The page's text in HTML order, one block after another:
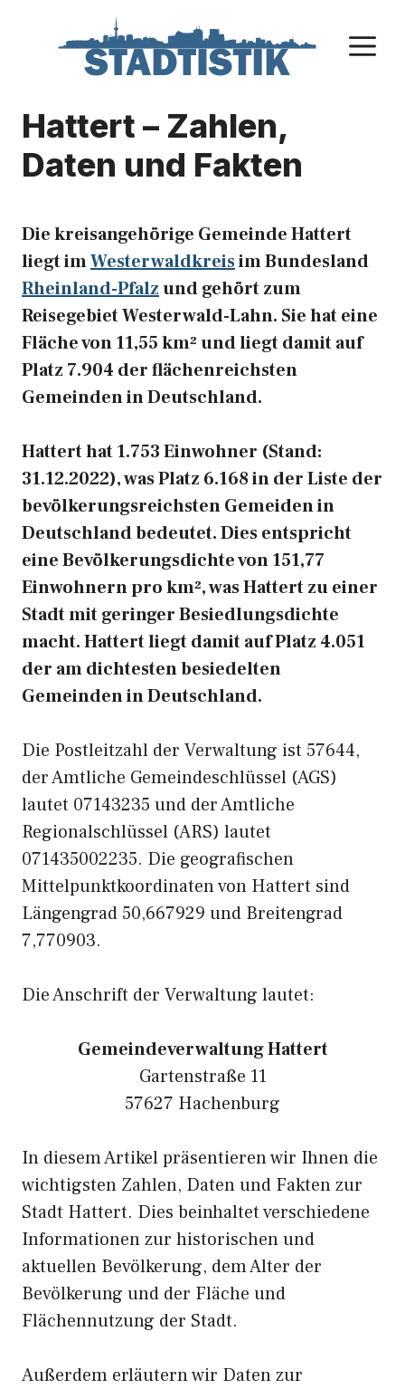
Hattert – Zahlen,
Daten und Fakten
Die kreisangehörige Gemeinde Hattert
liegt imWesterwaldkreisim Bundesland
Rheinland-Pfalzund gehört zum
Reisegebiet Westerwald-Lahn. Sie hat eine
Fläche von 11,55 km² und liegt damit auf
Platz 7.904 der flächenreichsten
Gemeinden in Deutschland.
Hattert hat 1.753 Einwohner (Stand:
31.12.2022), was Platz 6.168 in der Liste der
bevölkerungsreichsten Gemeiden in
Deutschland bedeutet. Dies entspricht
eine Bevölkerungsdichte von 151,77
Einwohnern pro km², was Hattert zu einer
Stadt mit geringer Besiedlungsdichte
macht. Hattert liegt damit auf Platz 4.051
der am dichtesten besiedelten
Gemeinden in Deutschland.
Die Postleitzahl der Verwaltung ist 57644,
der Amtliche Gemeindeschlüssel (AGS)
lautet 07143235 und der Amtliche
Regionalschlüssel (ARS) lautet
071435002235. Die geografischen
Mittelpunktkoordinaten von Hattert sind
Längengrad 50,667929 und Breitengrad
7,770903.
Die Anschrift der Verwaltung lautet:
Gemeindeverwaltung Hattert
Gartenstraße 11
57627 Hachenburg
In diesem Artikel präsentieren wir Ihnen die
wichtigsten Zahlen, Daten und Fakten zur
Stadt Hattert. Dies beinhaltet verschiedene
Informationen zur historischen und
aktuellen Bevölkerung, dem Alter der
Bevölkerung und der Fläche und
Flächennutzung der Stadt.
Außerdem erläutern wir Daten zur